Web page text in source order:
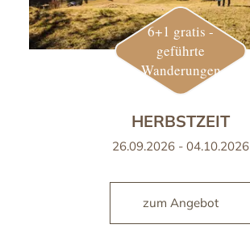
6+1 gratis -
geführte
Wanderungen
HERBSTZEIT
26.09.2026 - 04.10.2026
zum Angebot